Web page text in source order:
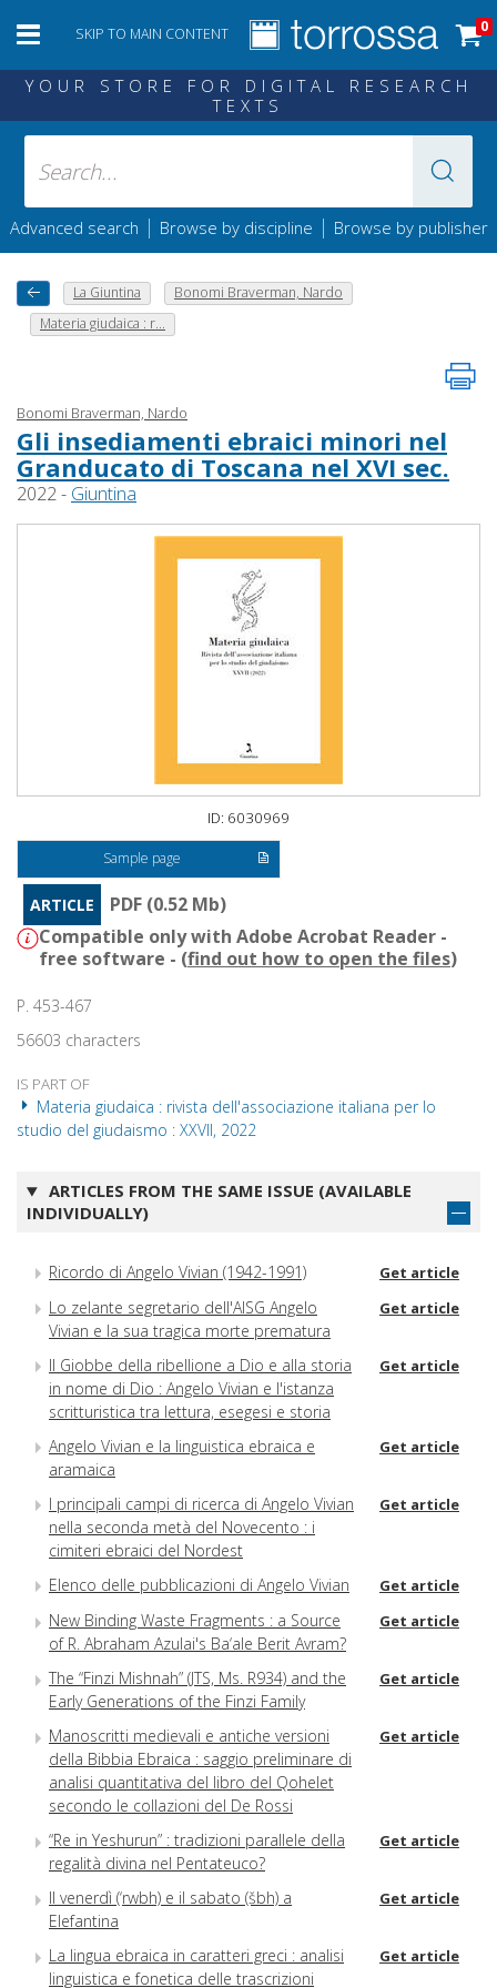
SKIP TO MAIN CONTENT 0
YOUR STORE FOR DIGITAL RESEARCH
TEXTS
Advanced search | Browse by discipline | Browse by publisher
La Giuntina
Bonomi Braverman, Nardo
Materia giudaica : r...
Bonomi Braverman, Nardo
Gli insediamenti ebraici minori nel
Granducato di Toscana nel XVI sec.
2022 - Giuntina
ID: 6030969
Sample page
ARTICLE
PDF (0.52 Mb)
Compatible only with Adobe Acrobat Reader -
free software - (find out how to open the files)
P. 453-467
56603 characters
IS PART OF
Materia giudaica : rivista dell'associazione italiana per lo
studio del giudaismo : XXVII, 2022
ARTICLES FROM THE SAME ISSUE (AVAILABLE
INDIVIDUALLY)
Ricordo di Angelo Vivian (1942-1991) Get article
Lo zelante segretario dell'AISG Angelo
Vivian e la sua tragica morte prematura
Get article
Il Giobbe della ribellione a Dio e alla storia
in nome di Dio : Angelo Vivian e l'istanza
scritturistica tra lettura, esegesi e storia
Get article
Angelo Vivian e la linguistica ebraica e
aramaica
Get article
I principali campi di ricerca di Angelo Vivian
nella seconda metà del Novecento : i
cimiteri ebraici del Nordest
Get article
Elenco delle pubblicazioni di Angelo Vivian Get article
New Binding Waste Fragments : a Source
of R. Abraham Azulai's Ba‘ale Berit Avram?
Get article
The “Finzi Mishnah” (JTS, Ms. R934) and the
Early Generations of the Finzi Family
Get article
Manoscritti medievali e antiche versioni
della Bibbia Ebraica : saggio preliminare di
analisi quantitativa del libro del Qohelet
secondo le collazioni del De Rossi
Get article
“Re in Yeshurun” : tradizioni parallele della
regalità divina nel Pentateuco?
Get article
Il venerdì (‘rwbh) e il sabato (šbh) a
Elefantina
Get article
La lingua ebraica in caratteri greci : analisi
linguistica e fonetica delle trascrizioni
Get article